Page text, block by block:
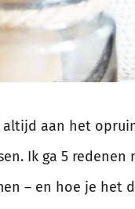
altijd aan het
Ik ga 5 redenen
– en hoe je het